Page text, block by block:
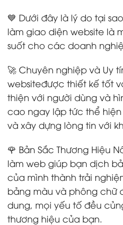
💙 Dưới đây là lý do tại
làm giao diện website là
suốt cho các doanh
🚀 Chuyên nghiệp và Uy
websiteđược thiết kế tốt
thiện với người dùng và
cao ngay lập tức thể
và xây dựng lòng tin với
🌹 Bản Sắc Thương Hiệu
làm web giúp bạn dịch
của mình thành trải
bảng màu và phông chữ
dung, mọi yếu tố đều
thương hiệu của bạn.